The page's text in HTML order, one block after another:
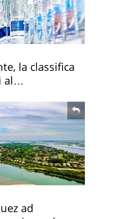
la classifica
al
ad